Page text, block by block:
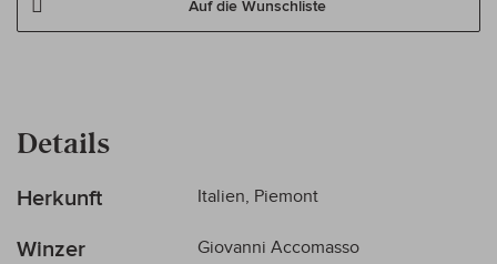
Auf die Wunschliste
Details
Mehr
Herkunft Italien, Piemont
Winzer Giovanni Accomasso